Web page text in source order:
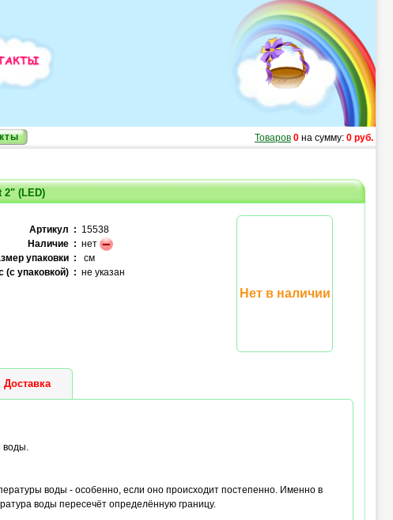
Товаров 0 на сумму: 0 руб.
2" (LED)
Артикул : 15538
Наличие : нет
упаковки : см
(с упаковкой) : не указан
Нет в наличии
Доставка
воды.
воды - особенно, если оно происходит постепенно. Именно в
воды пересечёт определённую границу.